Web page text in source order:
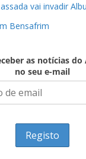
vai invadir
Bensafrim
as notícias
no seu e-mail